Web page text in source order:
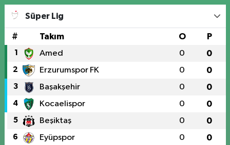
Süper Lig
# Takım O P
1 Amed 0 0
2 Erzurumspor FK 0 0
3 Başakşehir 0 0
4 Kocaelispor 0 0
5 Beşiktaş 0 0
6 Eyüpspor 0 0